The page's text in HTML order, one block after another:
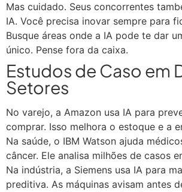
Mas cuidado. Seus concorrentes
IA. Você precisa inovar sempre para
Busque áreas onde a IA pode te dar
único. Pense fora da caixa.
Estudos de Caso em
Setores
No varejo, a Amazon usa IA para
comprar. Isso melhora o estoque e a
Na saúde, o IBM Watson ajuda
câncer. Ele analisa milhões de casos
Na indústria, a Siemens usa IA para
preditiva. As máquinas avisam antes